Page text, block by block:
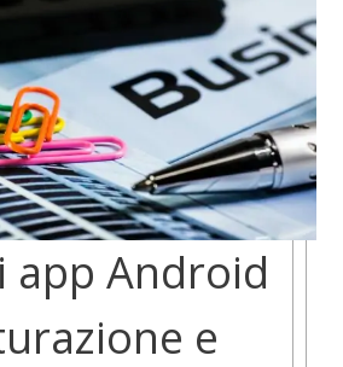
app Android
e